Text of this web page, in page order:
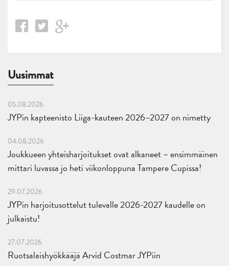
Uusimmat
05.08.2026
JYPin kapteenisto Liiga-kauteen 2026–2027 on nimetty
04.08.2026
Joukkueen yhteisharjoitukset ovat alkaneet – ensimmäinen
mittari luvassa jo heti viikonloppuna Tampere Cupissa!
29.07.2026
JYPin harjoitusottelut tulevalle 2026-2027 kaudelle on
julkaistu!
27.07.2026
Ruotsalaishyökkääjä Arvid Costmar JYPiin